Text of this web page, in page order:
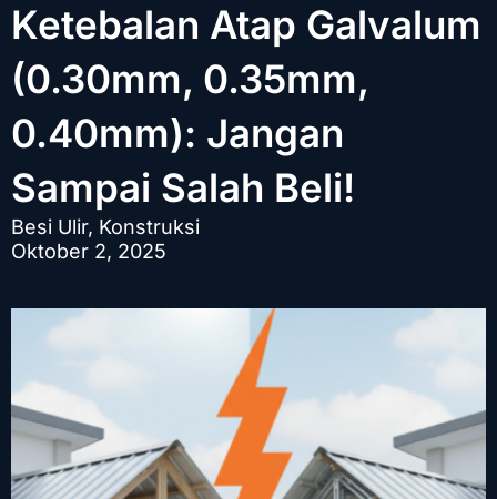
Ketebalan Atap Galvalum
(0.30mm, 0.35mm,
0.40mm): Jangan
Sampai Salah Beli!
Besi Ulir, Konstruksi
Oktober 2, 2025